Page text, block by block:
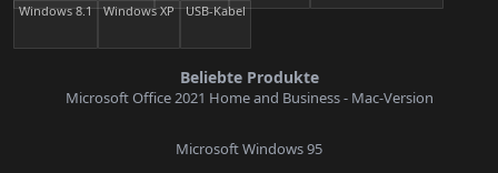
Windows 8.1 Windows XP USB-Kabel
Beliebte Produkte
Microsoft Office 2021 Home and Business - Mac-Version
Microsoft Windows 95